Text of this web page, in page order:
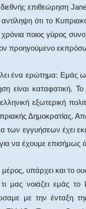
επιθεώρηση
ότι το
ποιος γύρος
προηγούμενο
ένα ερώτημα: Εμάς
είναι καταφατική.
εξωτερική
Δημοκρατίας.
εγγυήσεων έχει
να έχουμε επισήμως
υπάρχει και το
τι μας νοιάζει
με την ένταξη